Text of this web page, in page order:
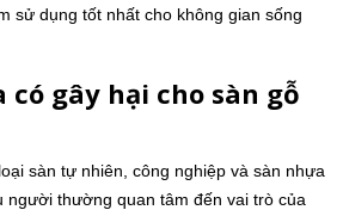
sử dụng tốt nhất cho không gian sống
có gây hại cho sàn gỗ
sàn tự nhiên, công nghiệp và sàn nhựa
người thường quan tâm đến vai trò của